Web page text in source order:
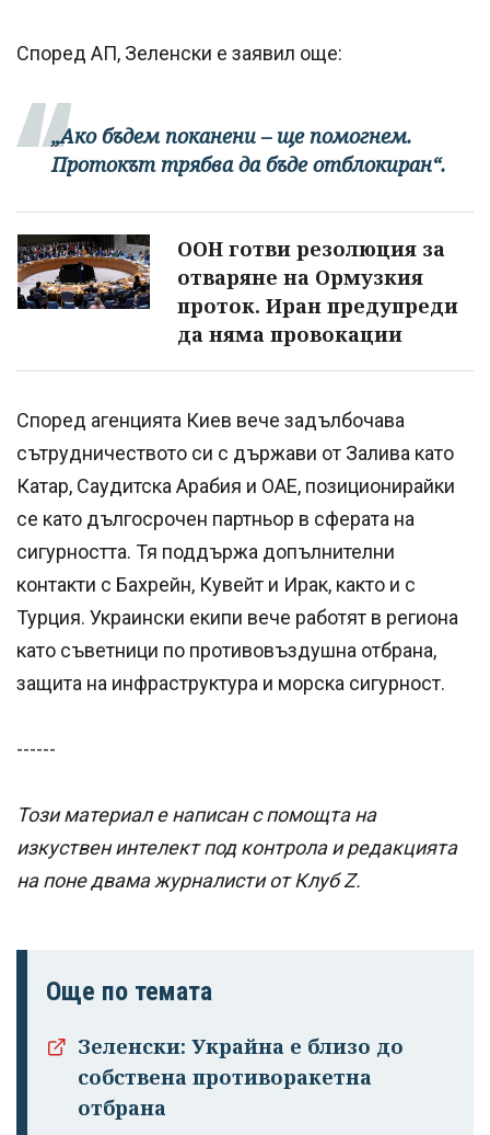
Според АП, Зеленски е заявил още:
„Ако бъдем поканени – ще помогнем.
Протокът трябва да бъде отблокиран“.
ООН готви резолюция за
отваряне на Ормузкия
проток. Иран предупреди
да няма провокации
Според агенцията Киев вече задълбочава
сътрудничеството си с държави от Залива като
Катар, Саудитска Арабия и ОАЕ, позиционирайки
се като дългосрочен партньор в сферата на
сигурността. Тя поддържа допълнителни
контакти с Бахрейн, Кувейт и Ирак, както и с
Турция. Украински екипи вече работят в региона
като съветници по противовъздушна отбрана,
защита на инфраструктура и морска сигурност.
------
Този материал е написан с помощта на
изкуствен интелект под контрола и редакцията
на поне двама журналисти от Клуб Z.
Още по темата
Зеленски: Украйна е близо до
собствена противоракетна
отбрана